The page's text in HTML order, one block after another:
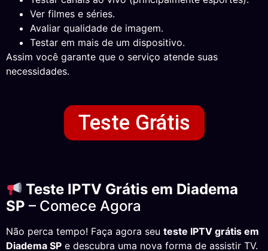
Ver filmes e séries.
Avaliar qualidade de imagem.
Testar em mais de um dispositivo.
Assim você garante que o serviço atende suas
necessidades.
Teste Grátis
Teste IPTV Grátis em Diadema
SP – Comece Agora
Não perca tempo! Faça agora seu teste IPTV grátis em
Diadema SP e descubra uma nova forma de assistir TV.